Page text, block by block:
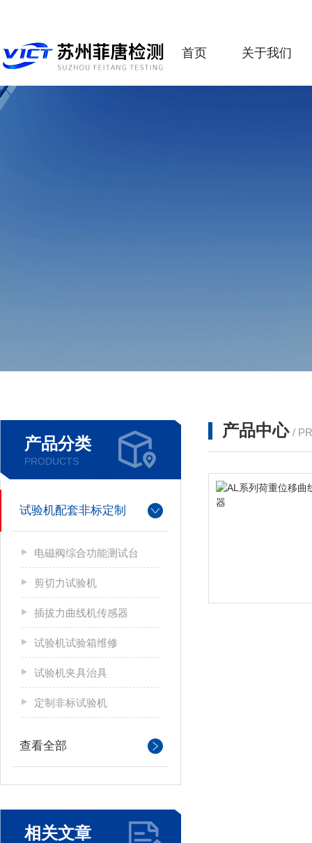
首页 关于我们
产品分类
PRODUCTS
试验机配套非标定制
电磁阀综合功能测试台
剪切力试验机
插拔力曲线机传感器
试验机试验箱维修
试验机夹具治具
定制非标试验机
查看全部
相关文章
产品中心 /